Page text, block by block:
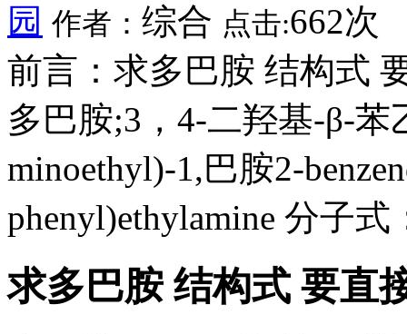
园 作者： 综合 点击:662次
前言：求多巴胺 结构式
多巴胺;3，4-二羟基-β-苯
minoethyl)-1,巴胺2-
phenyl)ethylamine 分子式
求多巴胺 结构式 要直